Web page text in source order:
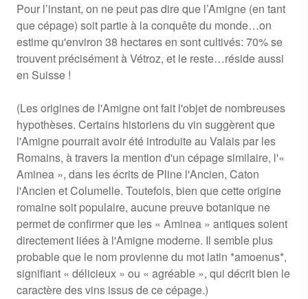
Pour l’instant, on ne peut pas dire que l’Amigne (en tant
que cépage) soit partie à la conquête du monde…on
estime qu'environ 38 hectares en sont cultivés: 70% se
trouvent précisément à Vétroz, et le reste…réside aussi
en Suisse !
(Les origines de l'Amigne ont fait l'objet de nombreuses
hypothèses. Certains historiens du vin suggèrent que
l'Amigne pourrait avoir été introduite au Valais par les
Romains, à travers la mention d'un cépage similaire, l'«
Aminea », dans les écrits de Pline l'Ancien, Caton
l'Ancien et Columelle. Toutefois, bien que cette origine
romaine soit populaire, aucune preuve botanique ne
permet de confirmer que les « Aminea » antiques soient
directement liées à l'Amigne moderne. Il semble plus
probable que le nom provienne du mot latin *amoenus*,
signifiant « délicieux » ou « agréable », qui décrit bien le
caractère des vins issus de ce cépage.)